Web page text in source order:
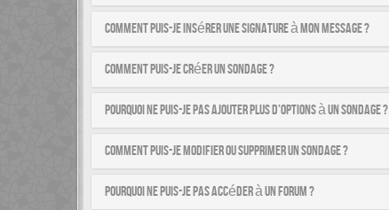
Comment puis-je insérer une signature à mon message ?
Comment puis-je créer un sondage ?
Pourquoi ne puis-je pas ajouter plus d’options à un sondage ?
Comment puis-je modifier ou supprimer un sondage ?
Pourquoi ne puis-je pas accéder à un forum ?